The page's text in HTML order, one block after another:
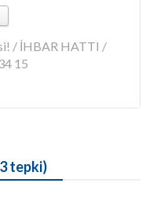
/ İHBAR HATTI /
15
tepki)